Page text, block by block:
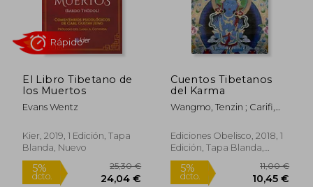
El Libro Tibetano de
los Muertos
Evans Wentz
Kier, 2019, 1 Edición, Tapa
Blanda, Nuevo
Cuentos Tibetanos
del Karma
Wangmo, Tenzin ; Carifi,
Ediciones Obelisco, 2018, 1
Edición, Tapa Blanda,
Nuevo